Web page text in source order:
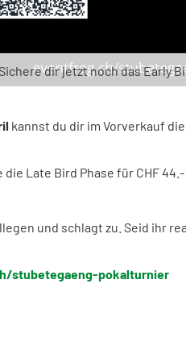
Sichere dir jetzt noch das Early
kannst du dir im Vorverkauf die
die Late Bird Phase für CHF 44.-
und schlagt zu. Seid ihr
stubetegaeng-pokalturnier